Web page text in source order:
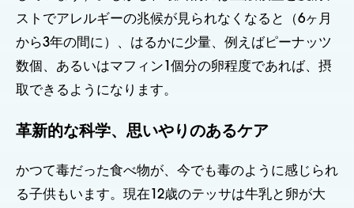
ストでアレルギーの兆候が見られなくなると（6ヶ月
から3年の間に）、はるかに少量、例えばピーナッツ
数個、あるいはマフィン1個分の卵程度であれば、摂
取できるようになります。
革新的な科学、思いやりのあるケア
かつて毒だった食べ物が、今でも毒のように感じられ
る子供もいます。現在12歳のテッサは牛乳と卵が大